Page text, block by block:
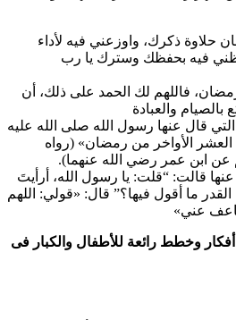
حلاوة ذكرك، واوزعني فيه لأداء
فيه بحفظك وسترك يا رب
فاللهم لك الحمد على ذلك، أن
والعبادة
التي قال عنها رسول الله صلى الله عليه
الأواخر من رمضان» (رواه
عن ابن عمر رضي الله عنهما).
قالت: “قلت: يا رسول الله، أرأيتَ
ما أقول فيها؟” قال: «قولي: اللهم
عني»
وخطط رائعة للأطفال والكبار فى